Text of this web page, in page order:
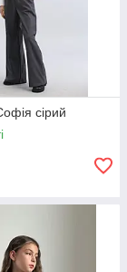
сірий